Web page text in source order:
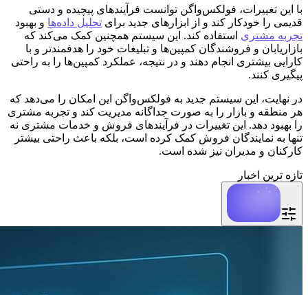
با این تغییرات، فولکس‌واگن توانست فرآیندهای پیچیده و دستی
قدیمی را خودکار کند و از ابزارهای جدید برای تحلیل داده‌ها و بهبود
تجربه مشتری استفاده کند. این سیستم همچنین کمک می‌کند که
بازاریابان و فروشندگان کمپین‌ها و تبلیغات خود را هدفمندتر و با
کارایی بیشتری انجام دهند و در نتیجه، عملکرد کمپین‌ها را به راحتی
پیگیری کنند.
در نهایت، این سیستم جدید به فولکس‌واگن این امکان را می‌دهد که
هر منطقه و بازار را به صورت جداگانه مدیریت کند و تجربه مشتری
را بهبود دهد. این تغییرات در فرآیندهای فروش و خدمات مشتری نه
تنها به نمایندگان فروش کمک کرده است، بلکه باعث راحتی بیشتر
کارکنان و مدیران نیز شده است.
تازه ترین اخبار